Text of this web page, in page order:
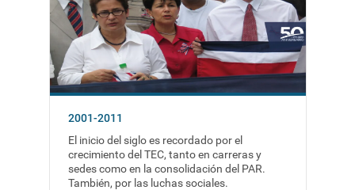
2001-2011
El inicio del siglo es recordado por el
crecimiento del TEC, tanto en carreras y
sedes como en la consolidación del PAR.
También, por las luchas sociales.